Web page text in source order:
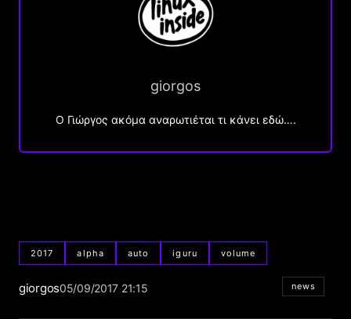
giorgos
Ο Γιώργος ακόμα αναρωτιέται τι κάνει εδώ….
2017 alpha auto iguru volume
giorgos05/09/2017 21:15 news